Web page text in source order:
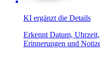
KI ergänzt die Details
Erkennt Datum,
Erinnerungen und